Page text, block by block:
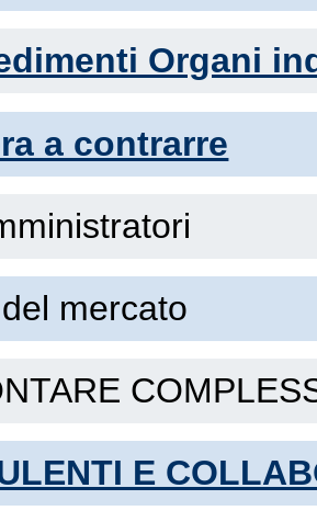
Organi
a contrarre
mercato
E